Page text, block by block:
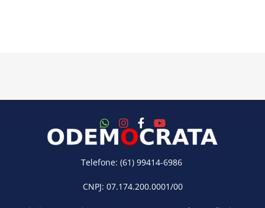
Telefone: (61) 99414-6986
CNPJ: 07.174.200.0001/00